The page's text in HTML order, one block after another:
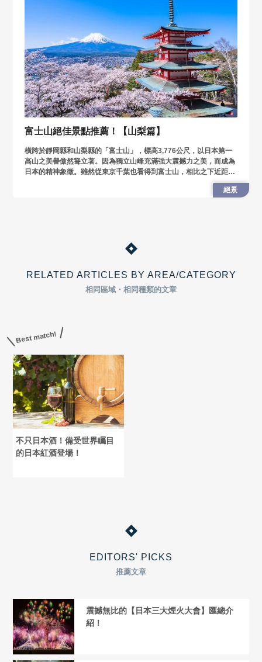
富士山絕佳景點推薦！【山梨篇】
橫跨於靜岡縣和山梨縣的「富士山」，標高3,776公尺，以日本第一
高山之美譽傲然聳立著。因為獨立山峰充滿強大震撼力之美，而成為
日本的精神象徵。雖然從東京千葉也看得到富士山，相比之下近距離
的富士山才是王道！小編將從山梨縣的角度，介紹欣賞富士山的絕佳
絕景
RELATED ARTICLES BY AREA/CATEGORY
相同區域・相同種類的文章
Best match!
不只日本酒！備受世界矚目
的日本紅酒登場！
EDITORS' PICKS
推薦文章
震撼無比的【日本三大煙火大會】匯總介
紹！